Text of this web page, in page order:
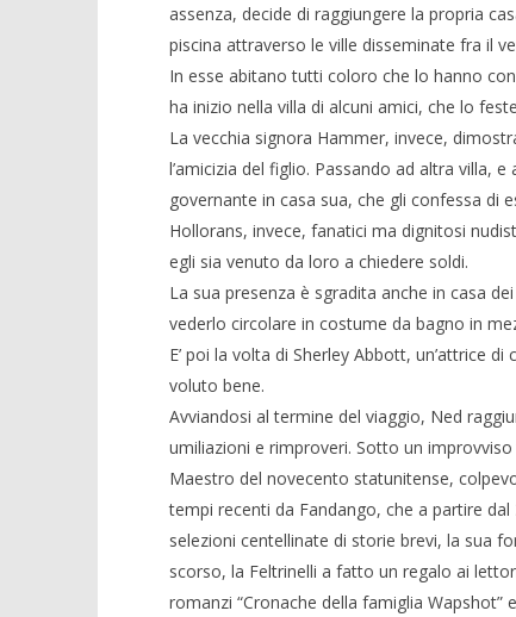
assenza, decide di raggiungere la propria
piscina attraverso le ville disseminate fra il
In esse abitano tutti coloro che lo hanno
ha inizio nella villa di alcuni amici, che lo
La vecchia signora Hammer, invece,
l’amicizia del figlio. Passando ad altra villa,
governante in casa sua, che gli confessa di
Hollorans, invece, fanatici ma dignitosi
egli sia venuto da loro a chiedere soldi.
La sua presenza è sgradita anche in casa
vederlo circolare in costume da bagno in
E’ poi la volta di Sherley Abbott, un’attrice
voluto bene.
Avviandosi al termine del viaggio, Ned
umiliazioni e rimproveri. Sotto un
Maestro del novecento statunitense,
tempi recenti da Fandango, che a partire
selezioni centellinate di storie brevi, la sua
scorso, la Feltrinelli a fatto un regalo ai
romanzi “Cronache della famiglia Wapshot”